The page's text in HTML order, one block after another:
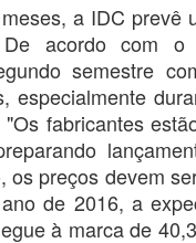
a IDC prevê
De acordo com o
semestre
especialmente
"Os fabricantes
os preços devem
de 2016, a
à marca de